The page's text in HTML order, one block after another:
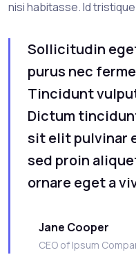
nisi habitasse. Id
Sollicitudin
purus nec
Tincidunt
Dictum
sit elit pulvinar
sed proin
ornare eget a
Jane Cooper
CEO of Ipsum